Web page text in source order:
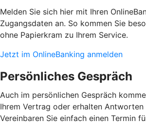
Melden Sie sich hier mit Ihren
Zugangsdaten an. So kommen Sie
ohne Papierkram zu Ihrem Service.
Jetzt im OnlineBanking anmelden
Persönliches Gespräch
Auch im persönlichen Gespräch
Ihrem Vertrag oder erhalten Antworten
Vereinbaren Sie einfach einen Termin